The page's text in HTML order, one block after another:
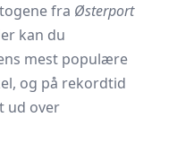
fra Østerport
kan du
mest populære
og på rekordtid
ud over